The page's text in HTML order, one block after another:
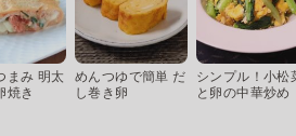
まみ 明太
焼き
めんつゆで簡単 だ
し巻き卵
シンプル！小松
と卵の中華炒め